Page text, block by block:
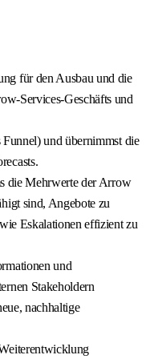
für den Ausbau und die
Services-Geschäfts und
und übernimmst die
die Mehrwerte der Arrow
sind, Angebote zu
Eskalationen effizient zu
und
Stakeholdern
nachhaltige